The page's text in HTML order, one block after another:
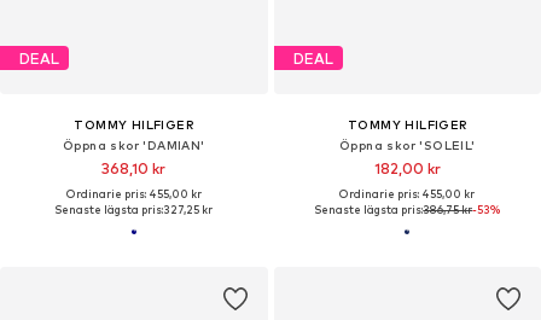
DEAL
TOMMY HILFIGER
Öppna skor 'DAMIAN'
368,10 kr
Ordinarie pris: 455,00 kr
Senaste lägsta pris:327,25 kr
DEAL
TOMMY HILFIGER
Öppna skor 'SOLEIL'
182,00 kr
Ordinarie pris: 455,00 kr
Senaste lägsta pris:386,75 kr-53%